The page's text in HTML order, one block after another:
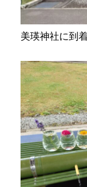
美瑛神社に到